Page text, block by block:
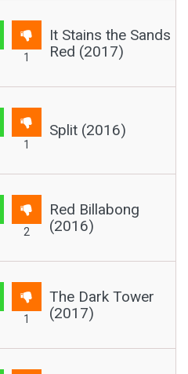
1
It Stains the Sands
Red (2017)
1
Split (2016)
2
Red Billabong
(2016)
1
The Dark Tower
(2017)